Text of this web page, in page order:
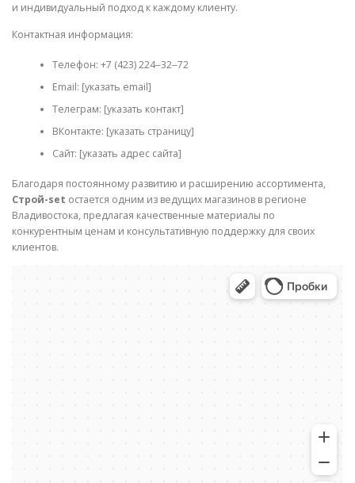
и индивидуальный подход к каждому клиенту.
Контактная информация:
Телефон: +7 (423) 224‒32‒72
Email: [указать email]
Телеграм: [указать контакт]
ВКонтакте: [указать страницу]
Сайт: [указать адрес сайта]
Благодаря постоянному развитию и расширению ассортимента,
Строй-set остается одним из ведущих магазинов в регионе
Владивостока, предлагая качественные материалы по
конкурентным ценам и консультативную поддержку для своих
клиентов.